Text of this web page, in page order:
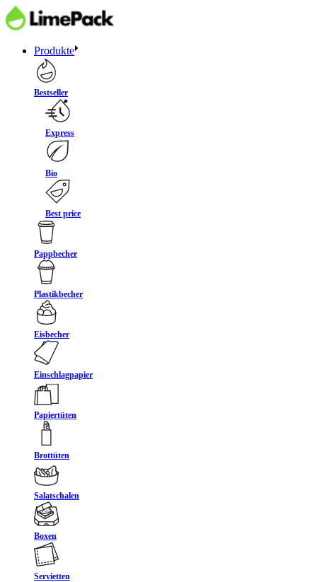
Produkte
Bestseller
Express
Bio
Best price
Pappbecher
Plastikbecher
Eisbecher
Einschlagpapier
Papiertüten
Brottüten
Salatschalen
Boxen
Servietten